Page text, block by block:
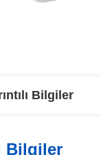
Bilgiler
Bilgiler